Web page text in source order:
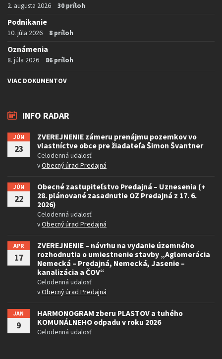
2. augusta 2026 30 príloh
Podnikanie
10. júla 2026 8 príloh
Oznámenia
8. júla 2026 86 príloh
VIAC DOKUMENTOV
INFO RADAR
JÚN
23
ZVEREJNENIE zámeru prenájmu pozemkov vo
vlastníctve obce pre žiadateľa Šimon Švantner
Celodenná udalosť
vObecný úrad Predajná
JÚN
22
Obecné zastupiteľstvo Predajná – Uznesenia (+
28. plánované zasadnutie OZ Predajná z 17. 6.
2026)
Celodenná udalosť
vObecný úrad Predajná
APR
17
ZVEREJNENIE – návrhu na vydanie územného
rozhodnutia o umiestnenie stavby „Aglomerácia
Nemecká – Predajná, Nemecká, Jasenie –
kanalizácia a ČOV“
Celodenná udalosť
vObecný úrad Predajná
JAN
9
HARMONOGRAM zberu PLASTOV a tuhého
KOMUNÁLNEHO odpadu v roku 2026
Celodenná udalosť